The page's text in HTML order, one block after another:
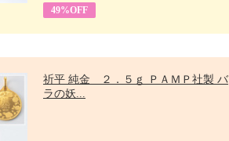
49%OFF
祈平 純金 ２．５ｇ ＰＡＭＰ社製 バ
ラの妖...